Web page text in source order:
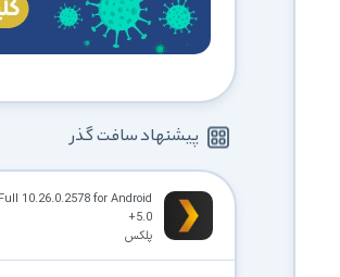
پیشنهاد سافت گذر
10.26.0.2578 for Android
+5.0
پلکس